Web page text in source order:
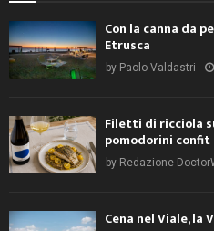
Con la canna da
Etrusca
by Paolo Valdastri
Filetti di ricciola
pomodorini
by Redazione
Cena nel Viale, la